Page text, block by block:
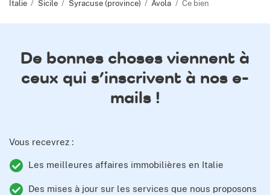
Italie Sicile Syracuse (province) Avola Ce bien
De bonnes choses viennent à
ceux qui s’inscrivent à nos e-
mails !
Vous recevrez :
Les meilleures affaires immobilières en Italie
Des mises à jour sur les services que nous proposons